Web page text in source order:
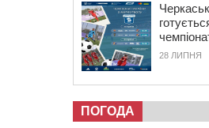
28 ЛИПНЯ
ПОГОДА